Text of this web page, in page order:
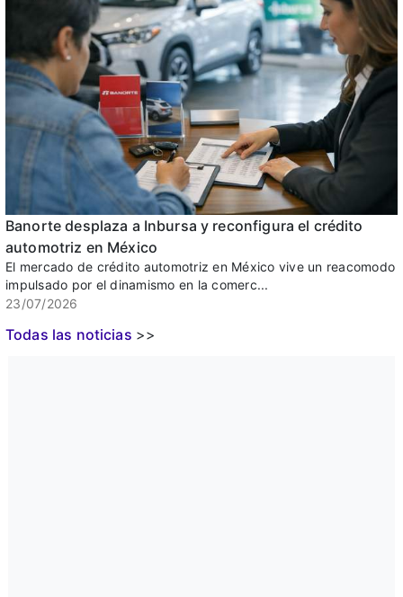
Banorte desplaza a Inbursa y reconfigura el crédito
automotriz en México
El mercado de crédito automotriz en México vive un reacomodo
impulsado por el dinamismo en la comerc...
23/07/2026
Todas las noticias >>